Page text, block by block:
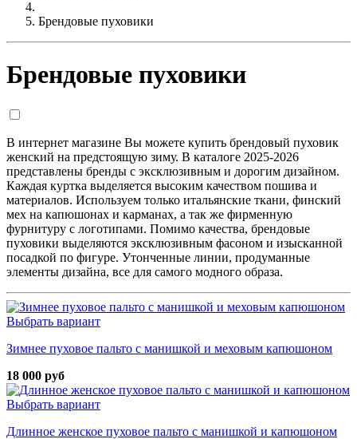
Брендовые пуховики
Брендовые пуховики
В интернет магазине Вы можете купить брендовый пуховик
женский на предстоящую зиму. В каталоге 2025-2026
представлены бренды с эксклюзивным и дорогим дизайном.
Каждая куртка выделяется высоким качеством пошива и
материалов. Используем только итальянские ткани, финский
мех на капюшонах и карманах, а так же фирменную
фурнитуру с логотипами. Помимо качества, брендовые
пуховики выделяются эксклюзивным фасоном и изысканной
посадкой по фигуре. Утонченные линии, продуманные
элементы дизайна, все для самого модного образа.
Выбрать вариант
Зимнее пуховое пальто с манишкой и меховым капюшоном
18 000 руб
Выбрать вариант
Длинное женское пуховое пальто с манишкой и капюшоном